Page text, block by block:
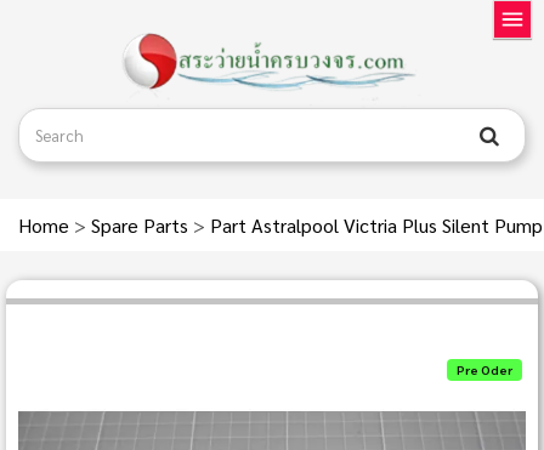
Home > Spare Parts > Part Astralpool Victria Plus Silent
Pre Oder